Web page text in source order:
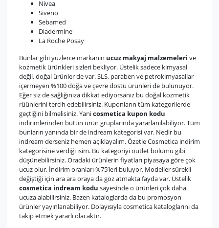
Nivea
Siveno
Sebamed
Diadermine
La Roche Posay
Bunlar gibi yüzlerce markanın ucuz makyaj malzemeleri ve
kozmetik ürünkleri sizleri bekliyor. Üstelik sadece kimyasal
değil, doğal ürünler de var. SLS, paraben ve petrokimyasallar
içermeyen %100 doğa ve çevre dostü ürünleri de bulunuyor.
Eğer siz de sağlığınıza dikkat ediyorsanız bu doğal kozmetik
rüünlerini tercih edebilirsiniz. Kuponların tüm kategorilerde
geçtiğini bilmelisiniz. Yanicosmetica kupon kodu
indirimlerinden bütün ürün gruplarında yararlanılabiliyor. Tüm
bunların yanında bir de indream kategorisi var. Nedir bu
indream derseniz hemen açıklayalım. Özetle Cosmetica indirim
kategorisine verdiği isim. Bu kategoriyi outlet bölümü gibi
düşünebilirsiniz. Oradaki ürünlerin fiyatları piyasaya göre çok
ucuz olur. İndirim oranları %75’leri buluyor. Modeller sürekli
değiştiği için ara ara oraya da göz atmakta fayda var. Üstelik
cosmetica indream kodu sayesinde o ürünleri çok daha
ucuza alabilirsiniz. Bazen kataloglarda da bu promosyon
ürünler yayınlanabiliyor. Dolayısıyla cosmetica kataloglarını da
takip etmek yararlı olacaktır.